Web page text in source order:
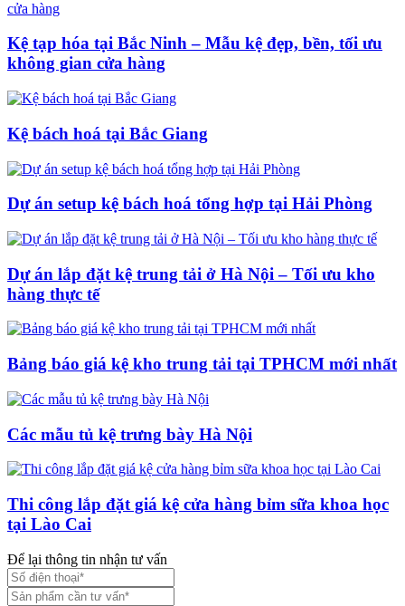
Kệ tạp hóa tại Bắc Ninh – Mẫu kệ đẹp, bền, tối ưu
không gian cửa hàng
Kệ bách hoá tại Bắc Giang
Dự án setup kệ bách hoá tổng hợp tại Hải Phòng
Dự án lắp đặt kệ trung tải ở Hà Nội – Tối ưu kho
hàng thực tế
Bảng báo giá kệ kho trung tải tại TPHCM mới nhất
Các mẫu tủ kệ trưng bày Hà Nội
Thi công lắp đặt giá kệ cửa hàng bỉm sữa khoa học
tại Lào Cai
Để lại thông tin nhận tư vấn